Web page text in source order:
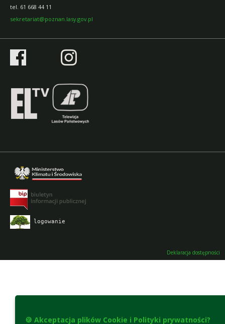
tel. 61 668 44 11
sekretariat@poznan.lasy.gov.pl
logowanie
Deklaracja dostępności
🍪 Akceptacja plików Cookie i Polityki prywatności?